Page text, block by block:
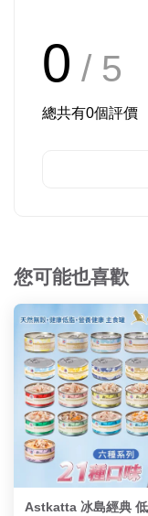
0 / 5
總共有0個評價
您可能也喜歡
Astkatta 冰島經典